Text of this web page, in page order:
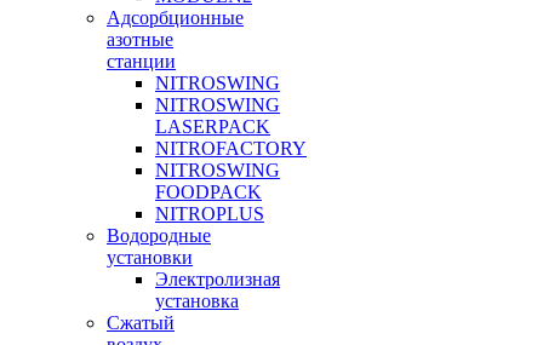
Адсорбционные
азотные
станции
NITROSWING
NITROSWING
LASERPACK
NITROFACTORY
NITROSWING
FOODPACK
NITROPLUS
Водородные
установки
Электролизная
установка
Сжатый